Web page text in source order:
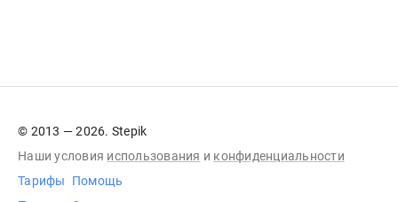
© 2013 — 2026. Stepik
Наши условия использования и конфиденциальности
Тарифы
Помощь